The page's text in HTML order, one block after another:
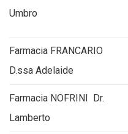
Umbro
Farmacia FRANCARIO
D.ssa Adelaide
Farmacia NOFRINI Dr.
Lamberto